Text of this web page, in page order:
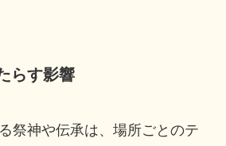
らす影響
祭神や伝承は、場所ごとのテ